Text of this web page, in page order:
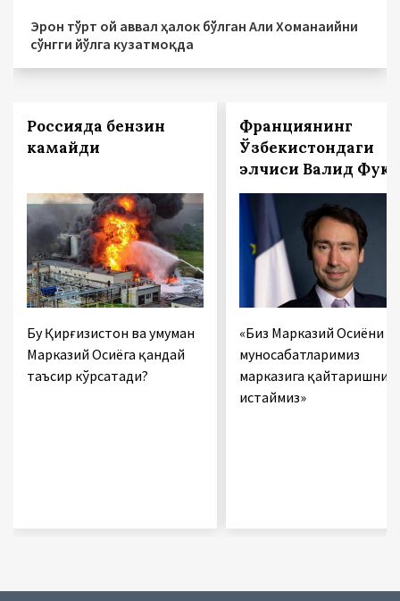
Эрон тўрт ой аввал ҳалок бўлган Али Хоманаийни
сўнгги йўлга кузатмоқда
Россияда бензин
камайди
Бу Қирғизистон ва умуман
Марказий Осиёга қандай
таъсир кўрсатади?
Франциянинг
Ўзбекистондаги
элчиси Валид Фук:
«Биз Марказий Осиёни
муносабатларимиз
марказига қайтаришни
истаймиз»